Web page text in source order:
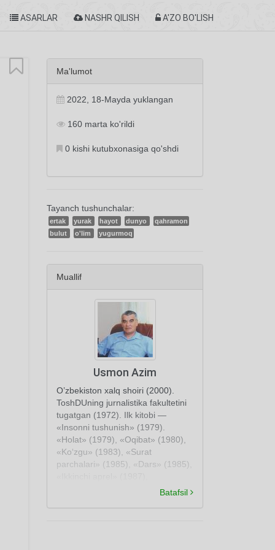
ASARLAR NASHR QILISH A'ZO BO'LISH
Ma'lumot
2022, 18-Mayda yuklangan
160 marta ko'rildi
0 kishi kutubxonasiga qo'shdi
Tayanch tushunchalar:
ertak yurak hayot dunyo
qahramon
bulut
o'lim yugurmoq
Muallif
Usmon Azim
O’zbekiston xalq shoiri (2000).
ToshDUning jurnalistika fakultetini
tugatgan (1972). Ilk kitobi —
«Insonni tushunish» (1979).
«Holat» (1979), «Oqibat» (1980),
«Ko‘zgu» (1983), «Surat
parchalari» (1985), «Dars» (1985),
«Baxshiyona» (1989), «G’aroyib
Batafsil